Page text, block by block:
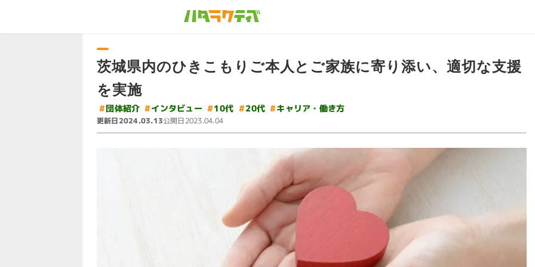
茨城県内のひきこもりご本人とご家族に寄り添い、適切な支援
を実施
#団体紹介 #インタビュー #10代 #20代 #キャリア・働き方
更新日2024.03.13公開日2023.04.04